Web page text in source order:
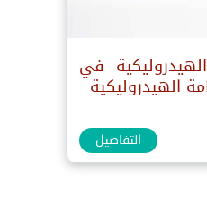
في
الهيدروليكية
التفاصيل